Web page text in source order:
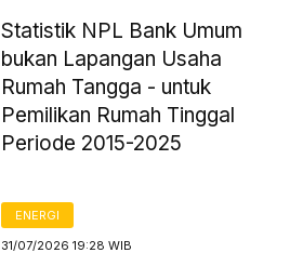
Statistik NPL Bank Umum
bukan Lapangan Usaha
Rumah Tangga - untuk
Pemilikan Rumah Tinggal
Periode 2015-2025
ENERGI
31/07/2026 19:28 WIB